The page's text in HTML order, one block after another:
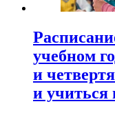
учебном
и
и